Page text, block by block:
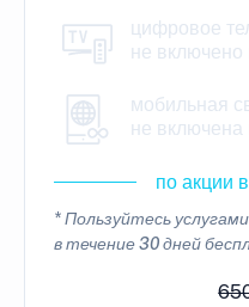
цифровое
не включено
мобильная
не включена
по акции
* Пользуйтесь услугами
в течение 30 дней